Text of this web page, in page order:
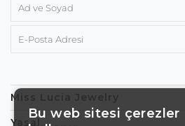
Miss Lucia Jewelry
Yasal
Bu web sitesi çerezler